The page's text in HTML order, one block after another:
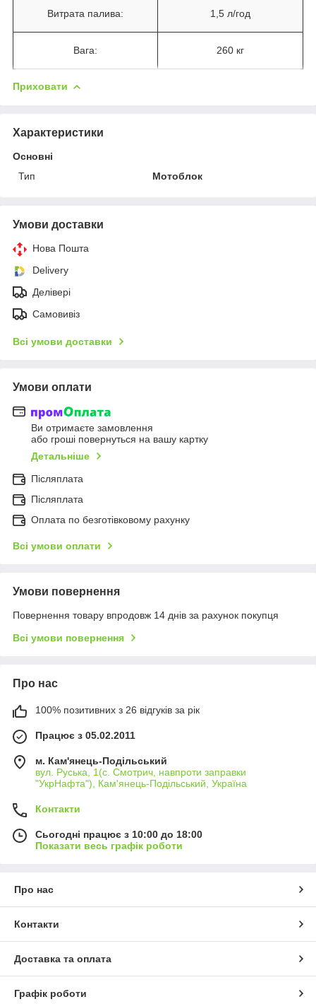
Витрата палива: 1,5 л/год
Вага: 260 кг
Приховати
Характеристики
Основні
Тип
Мотоблок
Умови доставки
Нова Пошта
Delivery
Делівері
Самовивіз
Всі умови доставки
Умови оплати
Ви отримаєте замовлення
або гроші повернуться на вашу картку
Детальніше
Післяплата
Післяплата
Оплата по безготівковому рахунку
Всі умови оплати
Умови повернення
Повернення товару впродовж 14 днів за рахунок покупця
Всі умови повернення
Про нас
100% позитивних з 26 відгуків за рік
Працює з 05.02.2011
м. Кам'янець-Подільський
вул. Руська, 1(с. Смотрич, навпроти заправки
"УкрНафта"), Кам'янець-Подільський, Україна
Контакти
Сьогодні працює з 10:00 до 18:00
Показати весь графік роботи
Про нас
Контакти
Доставка та оплата
Графік роботи